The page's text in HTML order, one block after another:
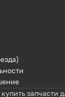
запчасти